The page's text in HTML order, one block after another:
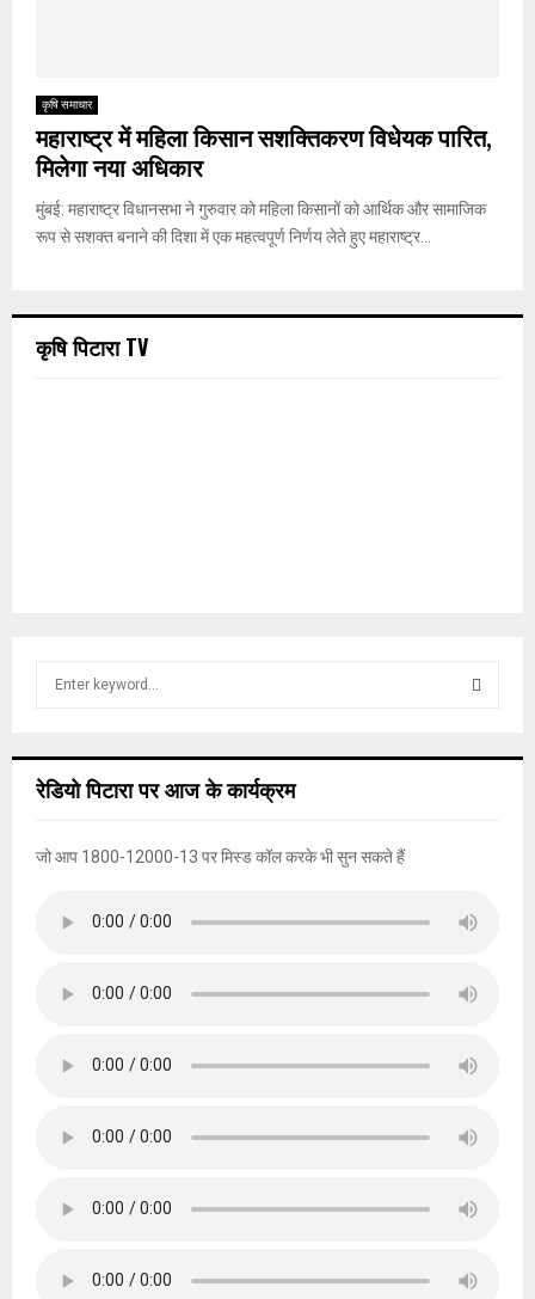
कृषि समाचार
महाराष्ट्र में महिला किसान सशक्तिकरण विधेयक पारित,
मिलेगा नया अधिकार
मुंबई: महाराष्ट्र विधानसभा ने गुरुवार को महिला किसानों को आर्थिक और सामाजिक
रूप से सशक्त बनाने की दिशा में एक महत्वपूर्ण निर्णय लेते हुए महाराष्ट्र...
कृषि पिटारा TV
h
o
C
रेडियो पिटारा पर आज के कार्यक्रम
जो आप 1800-12000-13 पर मिस्ड कॉल करके भी सुन सकते हैं